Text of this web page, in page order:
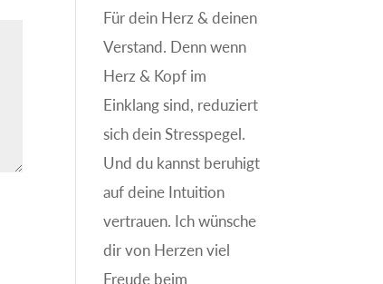
Für dein Herz & deinen
Verstand. Denn wenn
Herz & Kopf im
Einklang sind, reduziert
sich dein Stresspegel.
Und du kannst beruhigt
auf deine Intuition
vertrauen. Ich wünsche
dir von Herzen viel
Freude beim